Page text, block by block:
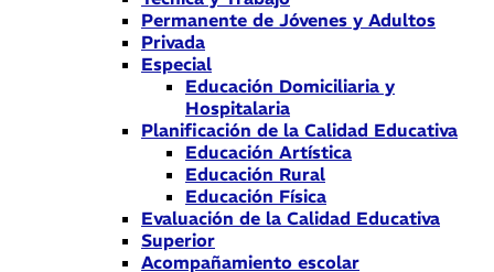
Permanente de Jóvenes y Adultos
Privada
Especial
Educación Domiciliaria y
Hospitalaria
Planificación de la Calidad Educativa
Educación Artística
Educación Rural
Educación Física
Evaluación de la Calidad Educativa
Superior
Acompañamiento escolar